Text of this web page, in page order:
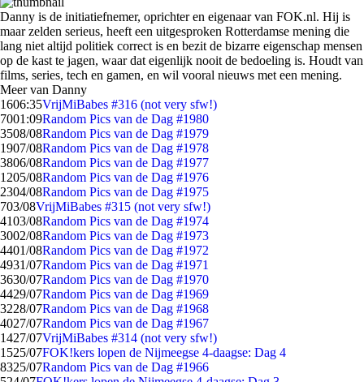
Danny is de initiatiefnemer, oprichter en eigenaar van FOK.nl. Hij is
maar zelden serieus, heeft een uitgesproken Rotterdamse mening die
lang niet altijd politiek correct is en bezit de bizarre eigenschap mensen
op de kast te jagen, waar dat eigenlijk nooit de bedoeling is. Houdt van
films, series, tech en gamen, en wil vooral nieuws met een mening.
Meer van Danny
1606:35VrijMiBabes #316 (not very sfw!)
7001:09Random Pics van de Dag #1980
3508/08Random Pics van de Dag #1979
1907/08Random Pics van de Dag #1978
3806/08Random Pics van de Dag #1977
1205/08Random Pics van de Dag #1976
2304/08Random Pics van de Dag #1975
703/08VrijMiBabes #315 (not very sfw!)
4103/08Random Pics van de Dag #1974
3002/08Random Pics van de Dag #1973
4401/08Random Pics van de Dag #1972
4931/07Random Pics van de Dag #1971
3630/07Random Pics van de Dag #1970
4429/07Random Pics van de Dag #1969
3228/07Random Pics van de Dag #1968
4027/07Random Pics van de Dag #1967
1427/07VrijMiBabes #314 (not very sfw!)
1525/07FOK!kers lopen de Nijmeegse 4-daagse: Dag 4
8325/07Random Pics van de Dag #1966